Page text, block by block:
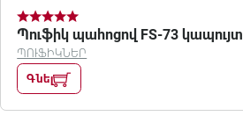
Պուֆիկ պահոցով FS-73 կապույտ
ՊՈՒՖԻԿՆԵՐ
Գնել